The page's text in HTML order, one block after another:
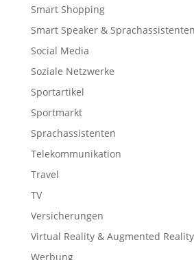
Smart Shopping
Smart Speaker & Sprachassistenten
Social Media
Soziale Netzwerke
Sportartikel
Sportmarkt
Sprachassistenten
Telekommunikation
Travel
TV
Versicherungen
Virtual Reality & Augmented Reality
Werbung